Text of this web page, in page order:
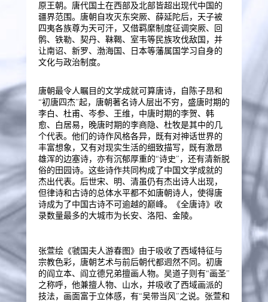
原王朝。唐代国土在西部及北部皆超出现代中国的
疆界范围。唐朝自攻灭东突厥、薛延陀后，天子被
四夷各族尊为天可汗，又借羁縻制度征调突厥、回
鹘、铁勒、契丹、靺鞨、室韦等民族攻伐敌国，并
让南诏、新罗、渤海国、日本等藩属国学习自身的
文化与政治制度。
唐朝最令人瞩目的文学成就可算唐诗，自陈子昂和
“初唐四杰”起，唐朝著名诗人层出不穷，盛唐时期的
李白、杜甫、岑参、王维，中唐时期的李贺、韩
愈、白居易，晚唐时期的李商隐、杜牧是其中的几
个代表。他们的诗作风格各异，既有对神话世界的
丰富想象，又有对现实生活的细致描写，既有激昂
雄浑的边塞诗，亦有沉郁厚重的“诗史”，还有清新脱
俗的田园诗。这些诗作共同构成了中国文学成就的
杰出代表。后世宋、明、清虽仍有杰出诗人出现，
但律诗和古诗的总体水平都不如唐朝诗人，使得唐
诗成为了中国古诗不可逾越的巅峰。《全唐诗》收
录数量最多的大城市为长安、洛阳、金陵。
张萱绘《虢国夫人游春图》由于吸收了西域特征与
宗教色彩，唐朝艺术与前后朝代都迥然不同。初唐
的阎立本、阎立德兄弟擅画人物。吴道子则有“画圣”
之称呼，他兼擅人物、山水，并吸收了西域画派的
技法，画面富于立体感，有“吴带当风”之说。张萱和